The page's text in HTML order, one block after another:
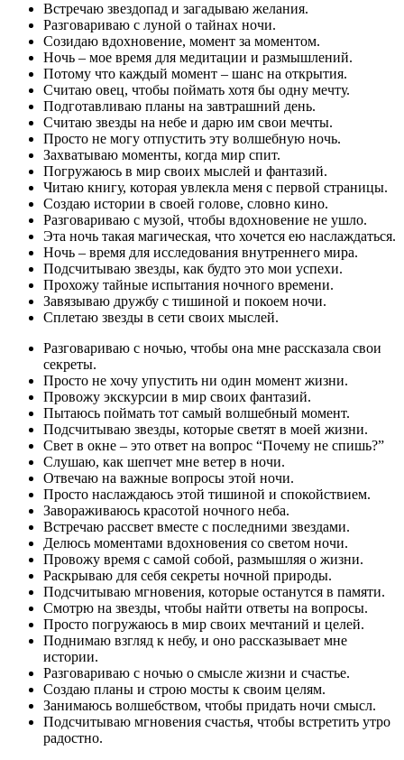
Встречаю звездопад и загадываю желания.
Разговариваю с луной о тайнах ночи.
Созидаю вдохновение, момент за моментом.
Ночь – мое время для медитации и размышлений.
Потому что каждый момент – шанс на открытия.
Считаю овец, чтобы поймать хотя бы одну мечту.
Подготавливаю планы на завтрашний день.
Считаю звезды на небе и дарю им свои мечты.
Просто не могу отпустить эту волшебную ночь.
Захватываю моменты, когда мир спит.
Погружаюсь в мир своих мыслей и фантазий.
Читаю книгу, которая увлекла меня с первой страницы.
Создаю истории в своей голове, словно кино.
Разговариваю с музой, чтобы вдохновение не ушло.
Эта ночь такая магическая, что хочется ею наслаждаться.
Ночь – время для исследования внутреннего мира.
Подсчитываю звезды, как будто это мои успехи.
Прохожу тайные испытания ночного времени.
Завязываю дружбу с тишиной и покоем ночи.
Сплетаю звезды в сети своих мыслей.
Разговариваю с ночью, чтобы она мне рассказала свои
секреты.
Просто не хочу упустить ни один момент жизни.
Провожу экскурсии в мир своих фантазий.
Пытаюсь поймать тот самый волшебный момент.
Подсчитываю звезды, которые светят в моей жизни.
Свет в окне – это ответ на вопрос “Почему не спишь?”
Слушаю, как шепчет мне ветер в ночи.
Отвечаю на важные вопросы этой ночи.
Просто наслаждаюсь этой тишиной и спокойствием.
Завораживаюсь красотой ночного неба.
Встречаю рассвет вместе с последними звездами.
Делюсь моментами вдохновения со светом ночи.
Провожу время с самой собой, размышляя о жизни.
Раскрываю для себя секреты ночной природы.
Подсчитываю мгновения, которые останутся в памяти.
Смотрю на звезды, чтобы найти ответы на вопросы.
Просто погружаюсь в мир своих мечтаний и целей.
Поднимаю взгляд к небу, и оно рассказывает мне
истории.
Разговариваю с ночью о смысле жизни и счастье.
Создаю планы и строю мосты к своим целям.
Занимаюсь волшебством, чтобы придать ночи смысл.
Подсчитываю мгновения счастья, чтобы встретить утро
радостно.